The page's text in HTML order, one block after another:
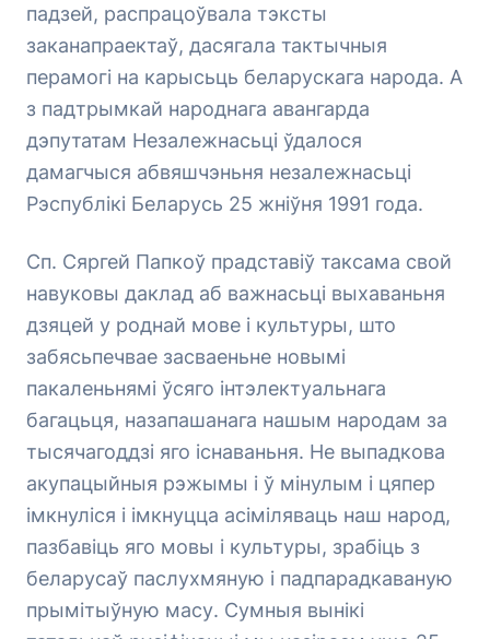
падзей, распрацоўвала тэксты
заканапраектаў, дасягала тактычныя
перамогі на карысьць беларускага народа. А
з падтрымкай народнага авангарда
дэпутатам Незалежнасьці ўдалося
дамагчыся абвяшчэньня незалежнасьці
Рэспублікі Беларусь 25 жніўня 1991 года.
Сп. Сяргей Папкоў прадставіў таксама свой
навуковы даклад аб важнасьці выхаваньня
дзяцей у роднай мове і культуры, што
забясьпечвае засваеньне новымі
пакаленьнямі ўсяго інтэлектуальнага
багацьця, назапашанага нашым народам за
тысячагоддзі яго існаваньня. Не выпадкова
акупацыйныя рэжымы і ў мінулым і цяпер
імкнуліся і імкнуцца асіміляваць наш народ,
пазбавіць яго мовы і культуры, зрабіць з
беларусаў паслухмяную і падпарадкаваную
прымітыўную масу. Сумныя вынікі